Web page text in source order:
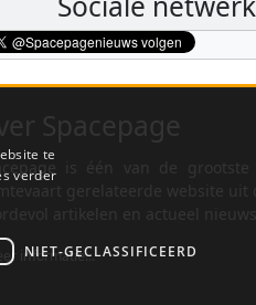
is één van de grootste
informatie...
te
verder
NIET-GECLASSIFICEERD